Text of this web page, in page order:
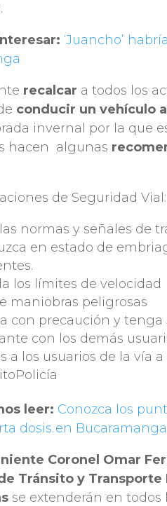
‘Juancho’
recalcar a todos los
conducir un vehículo
invernal por la que
hacen algunas
de Seguridad Vial:
normas y señales de
en estado de
los límites de velocidad
maniobras peligrosas
con precaución y tenga
con los demás
a los usuarios de la vía
leer: Conozca los
dosis en Bucaramanga
Coronel Omar
Tránsito y Transporte
se extenderán en todos